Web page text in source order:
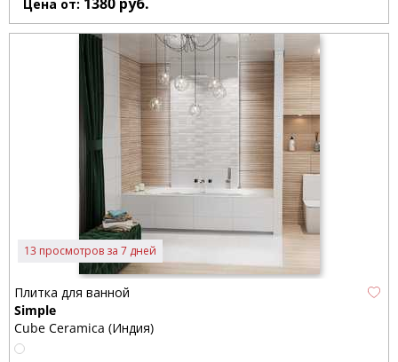
Цена от:
13 просмотров за 7 дней
Плитка для ванной
Simple
Cube Ceramica (Индия)